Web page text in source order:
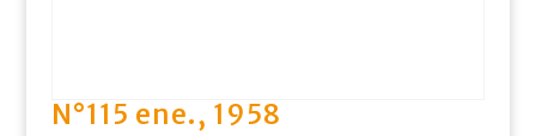
N°115 ene., 1958